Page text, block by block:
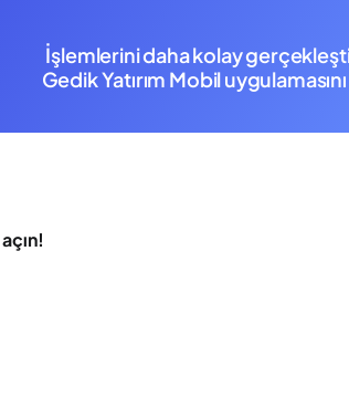
İşlemlerini daha kolay
Gedik Yatırım Mobil